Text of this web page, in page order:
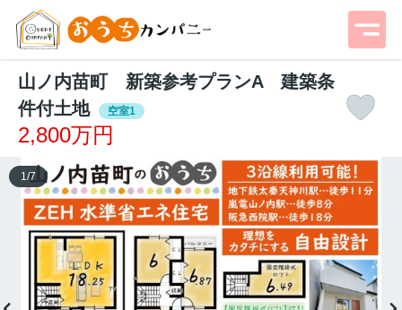
山ノ内苗町 新築参考プランA 建築条
件付土地
空室1
2,800万円
1 /7